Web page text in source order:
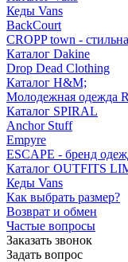
Кеды Vans
BackCourt
CROPP town -
Каталог Dakine
Drop Dead Clothing
Каталог H&M;
Молодежная одежда
Каталог SPIRAL
Anchor Stuff
Empyre
ESCAPE - бренд
Каталог OUTFITS
Кеды Vans
Как выбрать размер?
Возврат и обмен
Частые вопросы
Заказать звонок
Задать вопрос